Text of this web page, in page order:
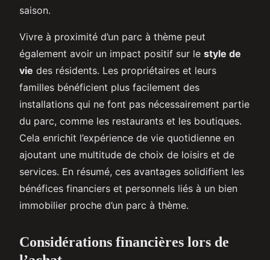
saison.
Vivre à proximité d’un parc à thème peut
également avoir un impact positif sur le style de
vie des résidents. Les propriétaires et leurs
familles bénéficient plus facilement des
installations qui ne font pas nécessairement partie
du parc, comme les restaurants et les boutiques.
Cela enrichit l’expérience de vie quotidienne en
ajoutant une multitude de choix de loisirs et de
services. En résumé, ces avantages solidifient les
bénéfices financiers et personnels liés à un bien
immobilier proche d’un parc à thème.
Considérations financières lors de